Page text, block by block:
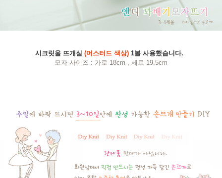
시크릿울 뜨개실 (머스터드 색상)1볼 사용했습니다.
모자 사이즈 : 가로 18cm , 세로 19.5cm